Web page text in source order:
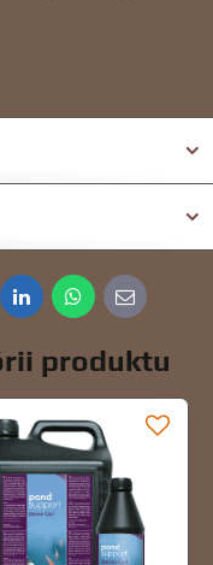
LinkedInWhatsApp
E-
mail
produktu